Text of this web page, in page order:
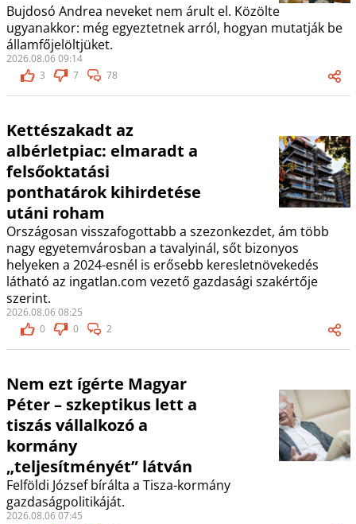
Bujdosó Andrea neveket nem árult el. Közölte
ugyanakkor: még egyeztetnek arról, hogyan mutatják be
államfőjelöltjüket.
2026.08.06 09:14
3
7 78
Kettészakadt az
albérletpiac: elmaradt a
felsőoktatási
ponthatárok kihirdetése
utáni roham
Országosan visszafogottabb a szezonkezdet, ám több
nagy egyetemvárosban a tavalyinál, sőt bizonyos
helyeken a 2024-esnél is erősebb keresletnövekedés
látható az ingatlan.com vezető gazdasági szakértője
szerint.
2026.08.06 08:25
0
0 2
Nem ezt ígérte Magyar
Péter – szkeptikus lett a
tiszás vállalkozó a
kormány
„teljesítményét” látván
Felföldi József bírálta a Tisza-kormány
gazdaságpolitikáját.
2026.08.06 07:45